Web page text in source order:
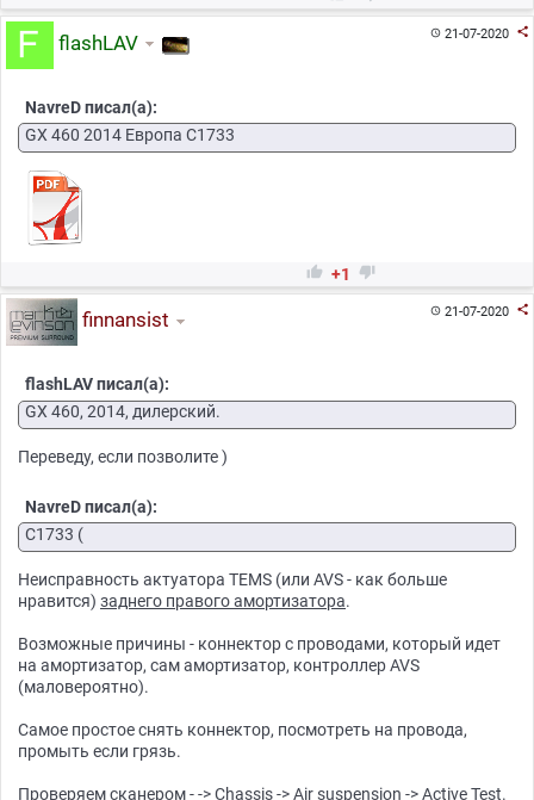
21-07-2020 
flashLAV
NavreD писал(а):
GX 460 2014 Европа C1733
 +1 
21-07-2020 
finnansist
flashLAV писал(а):
GX 460, 2014, дилерский.
Переведу, если позволите )
NavreD писал(а):
C1733 (
Неисправность актуатора TEMS (или AVS - как больше
нравится) заднего правого амортизатора.
Возможные причины - коннектор с проводами, который идет
на амортизатор, сам амортизатор, контроллер AVS
(маловероятно).
Самое простое снять коннектор, посмотреть на провода,
промыть если грязь.
Проверяем сканером - -> Chassis -> Air suspension -> Active Test.